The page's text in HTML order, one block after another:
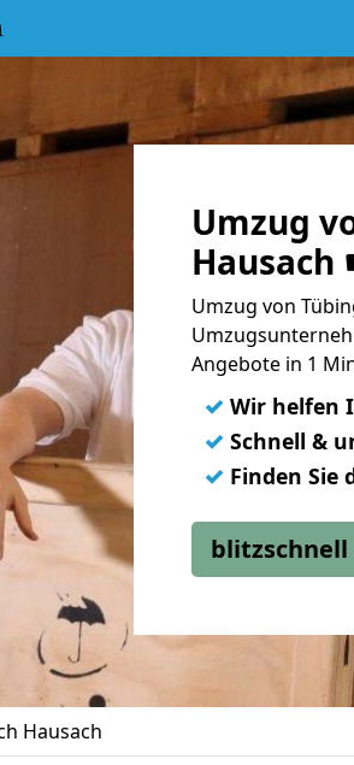
Umzug
Hausach
Umzug von
Angebote in 1
✓ Wir helfen
✓ Schnell &
✓ Finden Sie
Hausach